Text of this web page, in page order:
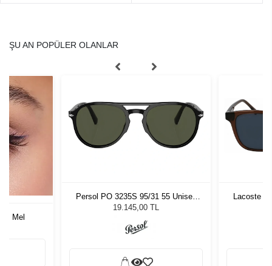
ŞU AN POPÜLER OLANLAR
Mel
Persol PO 3235S 95/31 55 Unisex
Güneş Gözlüğü
19.145,00 TL
Lacoste